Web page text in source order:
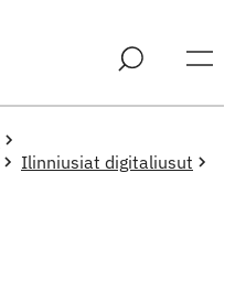
Ilinniusiat digitaliusut